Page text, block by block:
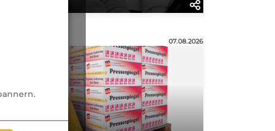
07.08.2026